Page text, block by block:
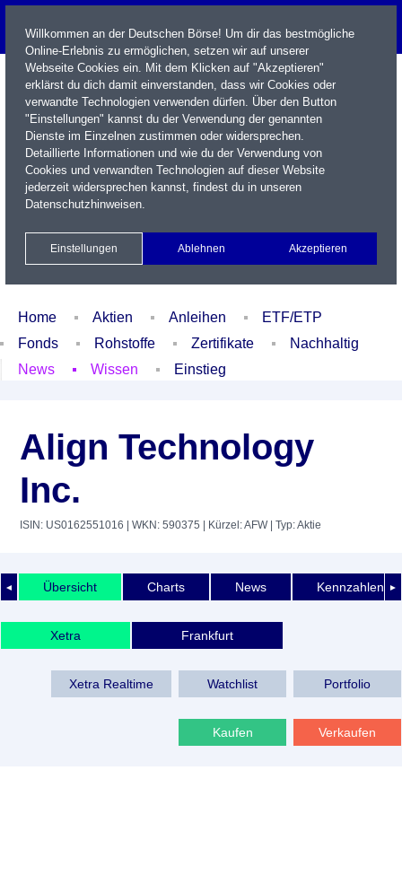
Name / WKN / ISIN / Kürzel
Xetra Realtime
Watchlist Portfolio Login
Home Aktien Anleihen
ETF/ETP
Fonds
Rohstoffe Zertifikate
Nachhaltig
News
Wissen Einstieg
Align Technology
Inc.
ISIN: US0162551016 | WKN: 590375 | Kürzel: AFW| Typ: Aktie
◄ ►
Übersicht Charts News Kennzahlen
Xetra Frankfurt
Xetra Realtime Watchlist Portfolio
Kaufen Verkaufen
Willkommen an der Deutschen Börse! Um dir das bestmögliche
Online-Erlebnis zu ermöglichen, setzen wir auf unserer
Webseite Cookies ein. Mit dem Klicken auf "Akzeptieren"
erklärst du dich damit einverstanden, dass wir Cookies oder
verwandte Technologien verwenden dürfen. Über den Button
"Einstellungen" kannst du der Verwendung der genannten
Dienste im Einzelnen zustimmen oder widersprechen.
Detaillierte Informationen und wie du der Verwendung von
Cookies und verwandten Technologien auf dieser Website
jederzeit widersprechen kannst, findest du in unseren
Datenschutzhinweisen.
Einstellungen Ablehnen Akzeptieren